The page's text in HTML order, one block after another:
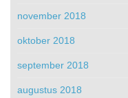
november 2018
oktober 2018
september 2018
augustus 2018